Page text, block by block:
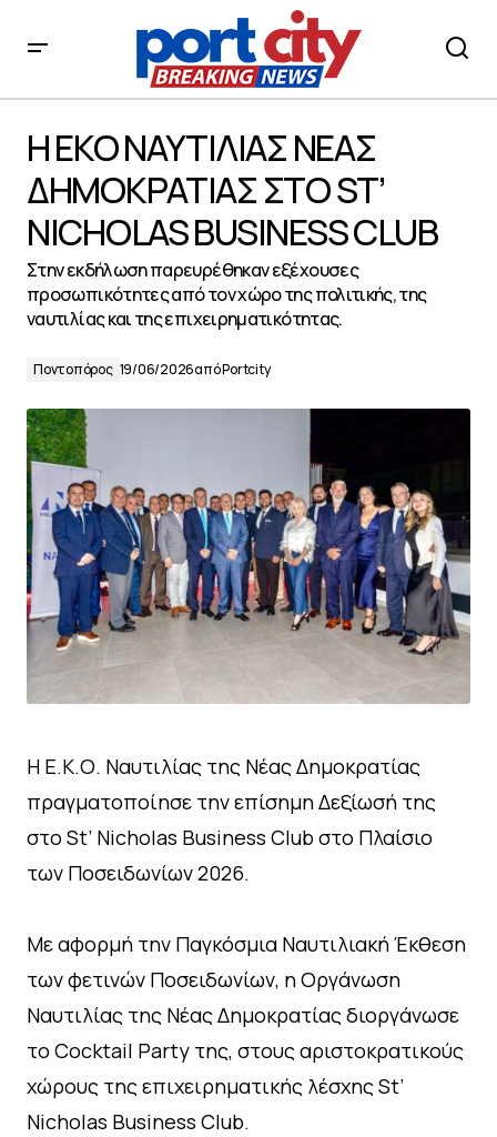
BUSINESS CLUB
H ΕΚΟ ΝΑΥΤΙΛΙΑΣ ΝΕΑΣ
ΔΗΜΟΚΡΑΤΙΑΣ ΣΤΟ ST’
NICHOLAS BUSINESS CLUB
Στην εκδήλωση παρευρέθηκαν εξέχουσες
προσωπικότητες από τον χώρο της πολιτικής, της
ναυτιλίας και της επιχειρηματικότητας.
Ποντοπόρος 19/06/2026απόPortcity
Η Ε.Κ.Ο. Ναυτιλίας της Νέας Δημοκρατίας
πραγματοποίησε την επίσημη Δεξίωσή της
στο St’ Nicholas Business Club στο Πλαίσιο
των Ποσειδωνίων 2026.
Με αφορμή την Παγκόσμια Ναυτιλιακή Έκθεση
των φετινών Ποσειδωνίων, η Οργάνωση
Ναυτιλίας της Νέας Δημοκρατίας διοργάνωσε
το Cocktail Party της, στους αριστοκρατικούς
χώρους της επιχειρηματικής λέσχης St’
Nicholas Business Club.